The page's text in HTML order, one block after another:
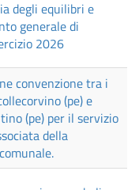
degli equilibri e
generale di
2026
convenzione tra i
(pe) e
(pe) per il servizio
della